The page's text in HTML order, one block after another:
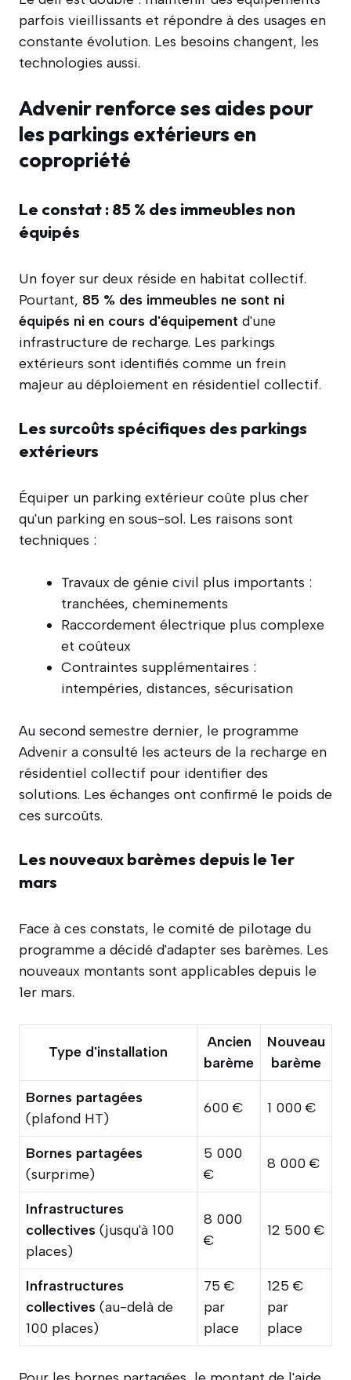
parfois vieillissants et répondre à des usages en
constante évolution. Les besoins changent, les
technologies aussi.
Advenir renforce ses aides pour
les parkings extérieurs en
copropriété
Le constat : 85 % des immeubles non
équipés
Un foyer sur deux réside en habitat collectif.
Pourtant, 85 % des immeubles ne sont ni
équipés ni en cours d'équipement d'une
infrastructure de recharge. Les parkings
extérieurs sont identifiés comme un frein
majeur au déploiement en résidentiel collectif.
Les surcoûts spécifiques des parkings
extérieurs
Équiper un parking extérieur coûte plus cher
qu'un parking en sous-sol. Les raisons sont
techniques :
Travaux de génie civil plus importants :
tranchées, cheminements
Raccordement électrique plus complexe
et coûteux
Contraintes supplémentaires :
intempéries, distances, sécurisation
Au second semestre dernier, le programme
Advenir a consulté les acteurs de la recharge en
résidentiel collectif pour identifier des
solutions. Les échanges ont confirmé le poids de
ces surcoûts.
Les nouveaux barèmes depuis le 1er
mars
Face à ces constats, le comité de pilotage du
programme a décidé d'adapter ses barèmes. Les
nouveaux montants sont applicables depuis le
1er mars.
Type d'installation
Ancien
barème
Nouveau
barème
Bornes partagées
(plafond HT)
600 € 1 000 €
Bornes partagées
(surprime)
5 000
€
8 000 €
Infrastructures
collectives (jusqu'à 100
places)
8 000
€
12 500 €
Infrastructures
collectives (au-delà de
100 places)
75 €
par
place
125 €
par
place